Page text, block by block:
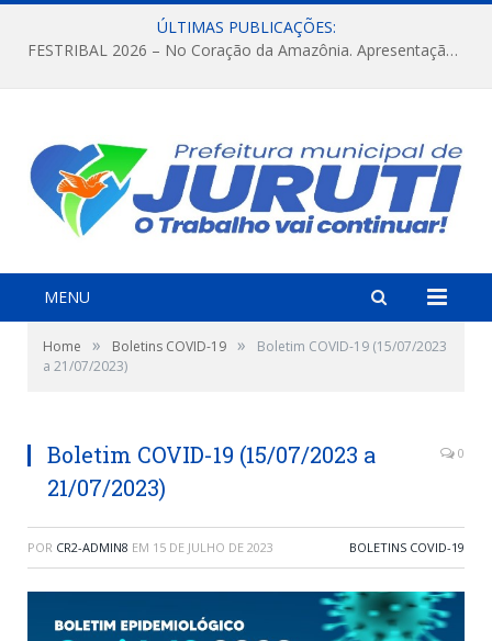
ÚLTIMAS PUBLICAÇÕES:
FESTRIBAL 2026 – No Coração da Amazônia. Apresentação da Munduruku.
MENU
Home » Boletins COVID-19 »
Boletim COVID-19 (15/07/2023
a 21/07/2023)
Boletim COVID-19 (15/07/2023 a
21/07/2023)
0
POR CR2-ADMIN8 EM 15 DE JULHO DE 2023 BOLETINS COVID-19